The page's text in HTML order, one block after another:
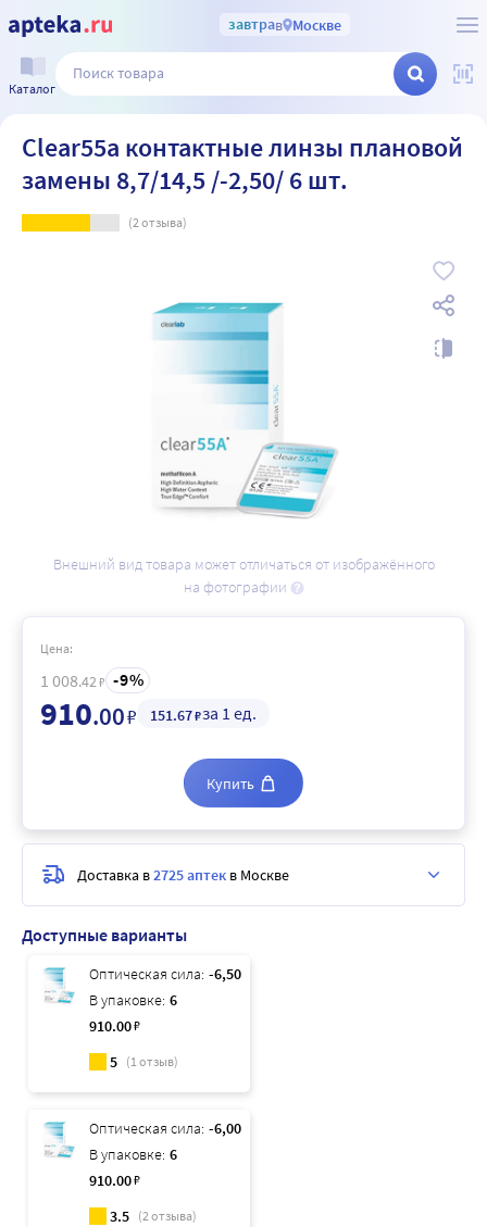
завтрав Москве
Каталог
Clear55a контактные линзы плановой
замены 8,7/14,5 /-2,50/ 6 шт.
(2отзыва)
Внешний вид товара может отличаться от изображённого
на фотографии
Доступные варианты
Оптическая сила: -6,50
В упаковке: 6
910.00₽
5 (1отзыв)
Оптическая сила: -6,00
В упаковке: 6
910.00₽
3.5 (2отзыва)
Цена:
1 008.42 ₽ 9
910.00₽ 151.67₽за 1 ед.
Купить
Доставка в2725 аптек в Москве